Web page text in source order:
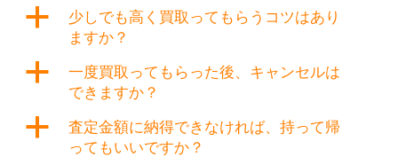
a
少しでも高く買取ってもらうコツはあり
ますか？
a
一度買取ってもらった後、キャンセルは
できますか？
a
査定金額に納得できなければ、持って帰
ってもいいですか？